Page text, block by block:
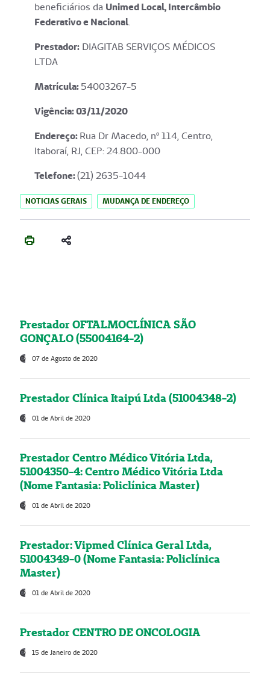
beneficiários da Unimed Local, Intercâmbio
Federativo e Nacional.
Prestador: DIAGITAB SERVIÇOS MÉDICOS
LTDA
Matrícula:54003267-5
Vigência: 03/11/2020
Endereço:Rua Dr Macedo, nº 114, Centro,
Itaboraí, RJ, CEP: 24.800-000
Telefone:(21) 2635-1044
NOTICIAS GERAIS MUDANÇA DE ENDEREÇO
Prestador OFTALMOCLÍNICA SÃO
GONÇALO (55004164-2)
07 de Agosto de 2020
Prestador Clínica Itaipú Ltda (51004348-2)
01 de Abril de 2020
Prestador Centro Médico Vitória Ltda,
51004350-4: Centro Médico Vitória Ltda
(Nome Fantasia: Policlínica Master)
01 de Abril de 2020
Prestador: Vipmed Clínica Geral Ltda,
51004349-0 (Nome Fantasia: Policlínica
Master)
01 de Abril de 2020
Prestador CENTRO DE ONCOLOGIA
15 de Janeiro de 2020